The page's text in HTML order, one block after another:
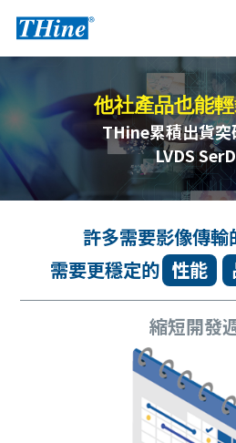
他社產品也能輕
THine累積出貨
LVDS
許多需要影像傳輸
需要更穩定的 性能
縮短開發